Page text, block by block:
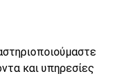
και υπηρεσίες